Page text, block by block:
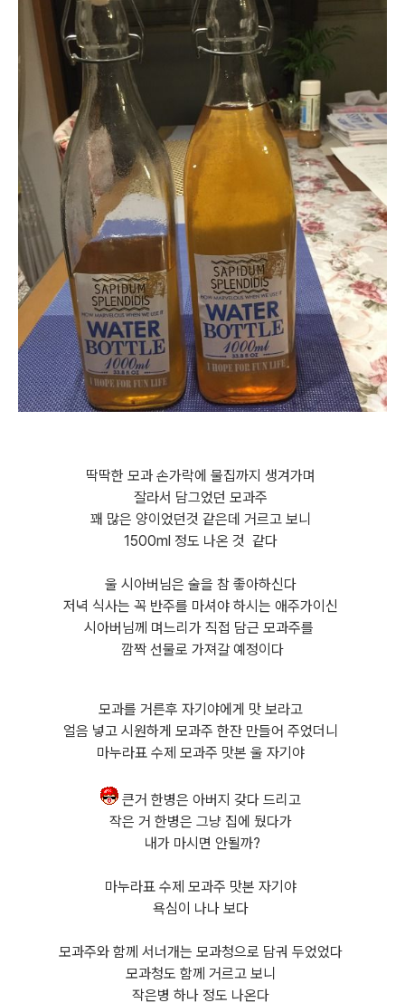
딱딱한 모과 손가락에 물집까지 생겨가며
잘라서 담그었던 모과주
꽤 많은 양이었던것 같은데 거르고 보니
1500ml 정도 나온 것 같다
울 시아버님은 술을 참 좋아하신다
저녁 식사는 꼭 반주를 마셔야 하시는 애주가이신
시아버님께 며느리가 직접 담근 모과주를
깜짝 선물로 가져갈 예정이다
모과를 거른후 자기야에게 맛 보라고
얼음 넣고 시원하게 모과주 한잔 만들어 주었더니
마누라표 수제 모과주 맛본 울 자기야
큰거 한병은 아버지 갖다 드리고
작은 거 한병은 그냥 집에 뒀다가
내가 마시면 안될까?
마누라표 수제 모과주 맛본 자기야
욕심이 나나 보다
모과주와 함께 서너개는 모과청으로 담궈 두었었다
모과청도 함께 거르고 보니
작은병 하나 정도 나온다